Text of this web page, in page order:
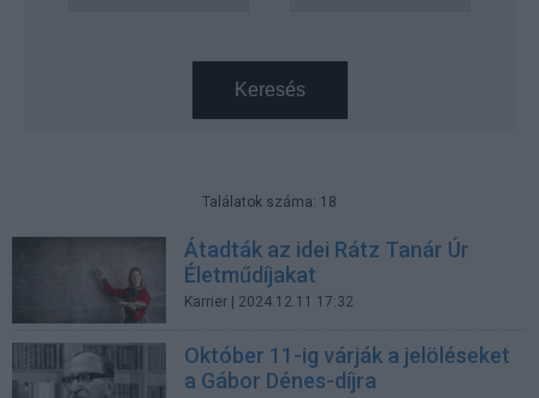
Keresés
Találatok száma: 18
Átadták az idei Rátz Tanár Úr
Életműdíjakat
Karrier | 2024.12.11 17:32
Október 11-ig várják a jelöléseket
a Gábor Dénes-díjra